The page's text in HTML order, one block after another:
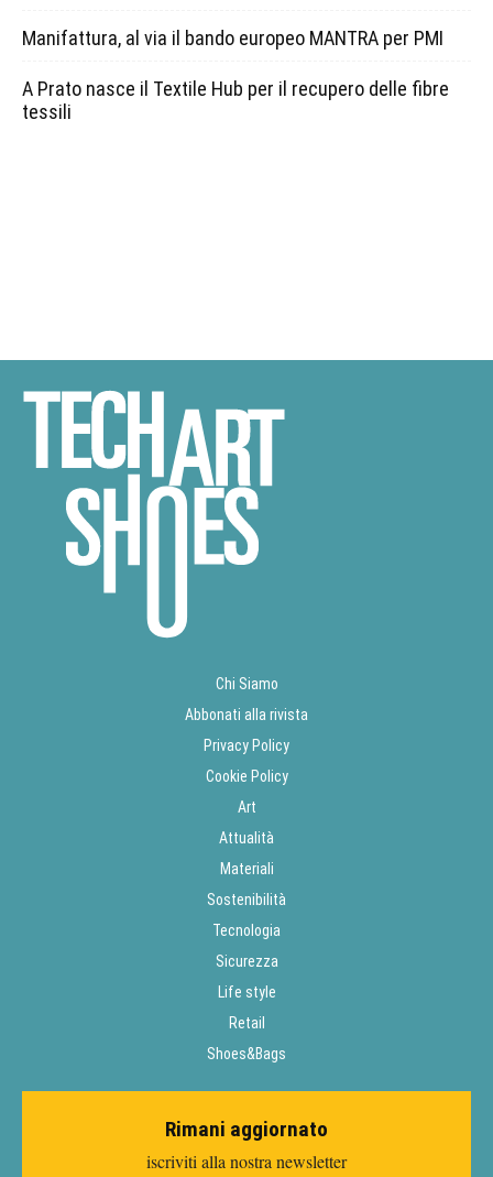
Manifattura, al via il bando europeo MANTRA per PMI
A Prato nasce il Textile Hub per il recupero delle fibre
tessili
Chi Siamo
Abbonati alla rivista
Privacy Policy
Cookie Policy
Art
Attualità
Materiali
Sostenibilità
Tecnologia
Sicurezza
Life style
Retail
Shoes&Bags
Rimani aggiornato
iscriviti alla nostra newsletter